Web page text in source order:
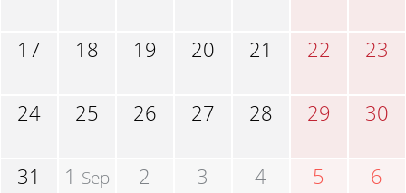
17 18 19 20 21 22 23
24 25 26 27 28 29 30
31 1 Sep 2 3 4 5 6